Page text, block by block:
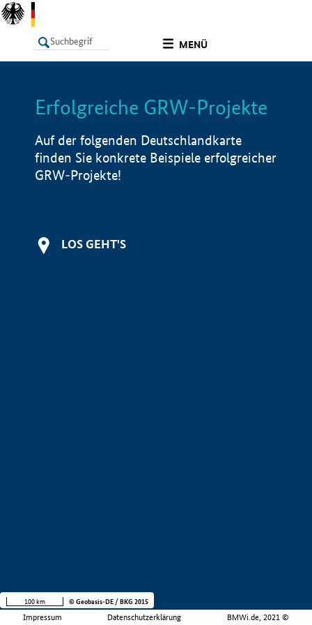
MENÜ
LISTE Info
Erfolgreiche GRW-Projekte
Auf der folgenden Deutschlandkarte
finden Sie konkrete Beispiele erfolgreicher
GRW-Projekte!
LOS GEHT'S
Impressum Datenschutzerklärung BMWi.de, 2021 ©
100 km © Geobasis-DE / BKG 2015